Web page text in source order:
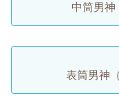
中筒男神
表筒男神